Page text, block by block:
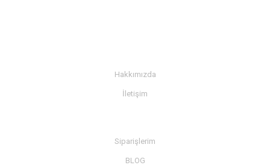
Hakkımızda
İletişim
Siparişlerim
BLOG